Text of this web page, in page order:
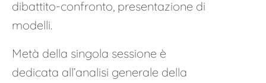
dibattito-confronto, presentazione di
modelli.
Metà della singola sessione è
dedicata all’analisi generale della